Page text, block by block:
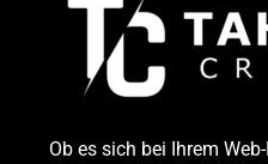
Ob es sich bei Ihrem